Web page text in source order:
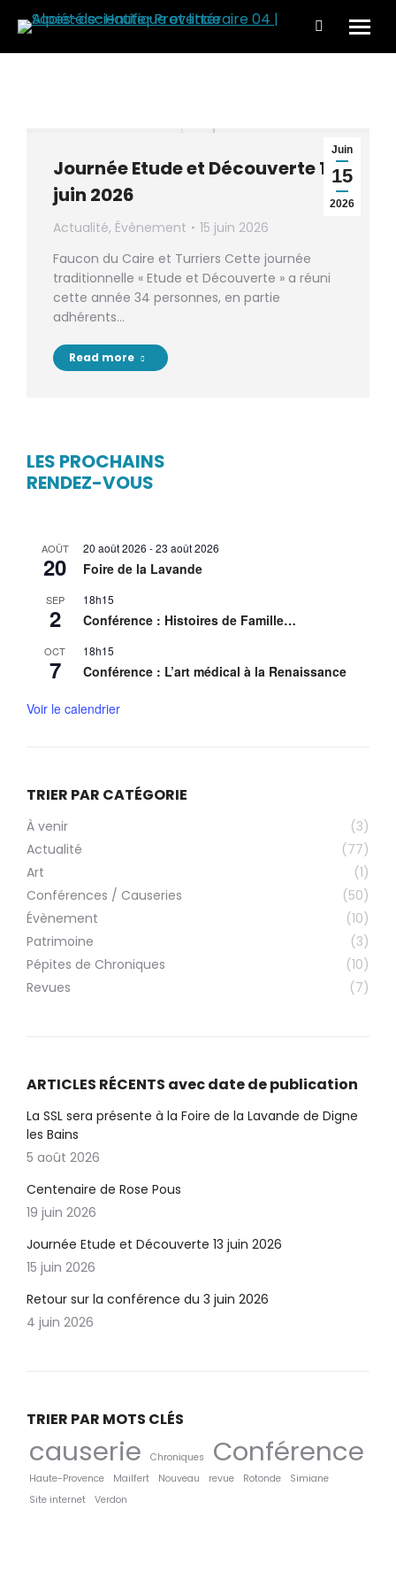
Search:
Juin
15
2026
Journée Etude et Découverte 13
juin 2026
Actualité, Évènement
15 juin 2026
Faucon du Caire et Turriers Cette journée
traditionnelle « Etude et Découverte » a réuni
cette année 34 personnes, en partie
adhérents…
Read more
LES PROCHAINS
RENDEZ-VOUS
AOÛT
20
20 août 2026 -23 août 2026
Foire de la Lavande
SEP
2
18h15
Conférence : Histoires de Famille…
OCT
7
18h15
Conférence : L’art médical à la Renaissance
Voir le calendrier
TRIER PAR CATÉGORIE
À venir
(3)
Actualité
(77)
Art
(1)
Conférences / Causeries
(50)
Évènement
(10)
Patrimoine
(3)
Pépites de Chroniques
(10)
Revues
(7)
ARTICLES RÉCENTS avec date de publication
La SSL sera présente à la Foire de la Lavande de Digne
les Bains
5 août 2026
Centenaire de Rose Pous
19 juin 2026
Journée Etude et Découverte 13 juin 2026
15 juin 2026
Retour sur la conférence du 3 juin 2026
4 juin 2026
TRIER PAR MOTS CLÉS
causerie Chroniques Conférence
Haute-Provence Mailfert Nouveau revue Rotonde
Simiane
Site internet
Verdon